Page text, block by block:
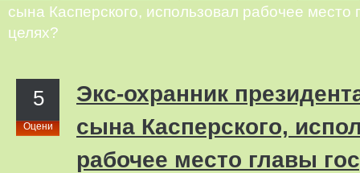
сына Касперского, использовал рабочее место
целях?
5
Оцени
Экс-охранник
сына Касперского,
рабочее место главы